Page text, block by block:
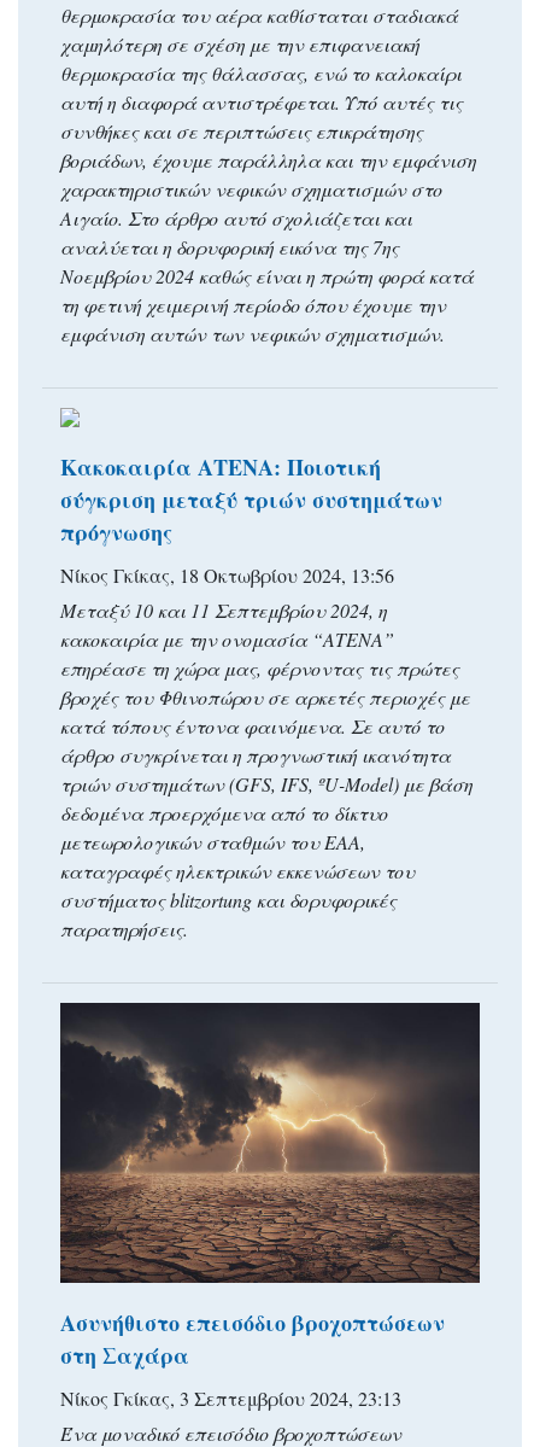
θερμοκρασία του αέρα καθίσταται σταδιακά
χαμηλότερη σε σχέση με την επιφανειακή
θερμοκρασία της θάλασσας, ενώ το καλοκαίρι
αυτή η διαφορά αντιστρέφεται. Υπό αυτές τις
συνθήκες και σε περιπτώσεις επικράτησης
βοριάδων, έχουμε παράλληλα και την εμφάνιση
χαρακτηριστικών νεφικών σχηματισμών στο
Αιγαίο. Στο άρθρο αυτό σχολιάζεται και
αναλύεται η δορυφορική εικόνα της 7ης
Νοεμβρίου 2024 καθώς είναι η πρώτη φορά κατά
τη φετινή χειμερινή περίοδο όπου έχουμε την
εμφάνιση αυτών των νεφικών σχηματισμών.
Κακοκαιρία ΑΤΕΝΑ: Ποιοτική
σύγκριση μεταξύ τριών συστημάτων
πρόγνωσης
Νίκος Γκίκας, 18 Οκτωβρίου 2024, 13:56
Μεταξύ 10 και 11 Σεπτεμβρίου 2024, η
κακοκαιρία με την ονομασία “ΑΤΕΝΑ”
επηρέασε τη χώρα μας, φέρνοντας τις πρώτες
βροχές του Φθινοπώρου σε αρκετές περιοχές με
κατά τόπους έντονα φαινόμενα. Σε αυτό το
άρθρο συγκρίνεται η προγνωστική ικανότητα
τριών συστημάτων (GFS, IFS, ºU-Model) με βάση
δεδομένα προερχόμενα από το δίκτυο
μετεωρολογικών σταθμών του ΕΑΑ,
καταγραφές ηλεκτρικών εκκενώσεων του
συστήματος blitzortung και δορυφορικές
παρατηρήσεις.
Ασυνήθιστο επεισόδιο βροχοπτώσεων
στη Σαχάρα
Νίκος Γκίκας, 3 Σεπτεμβρίου 2024, 23:13
Ένα μοναδικό επεισόδιο βροχοπτώσεων